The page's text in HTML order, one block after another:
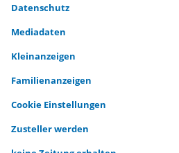
Datenschutz
Mediadaten
Kleinanzeigen
Familienanzeigen
Cookie Einstellungen
Zusteller werden